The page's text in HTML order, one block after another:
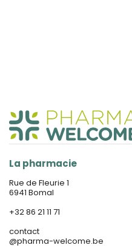
La pharmacie
Rue de Fleurie 1
6941 Bomal
+32 86 21 11 71
contact
@pharma-welcome.be